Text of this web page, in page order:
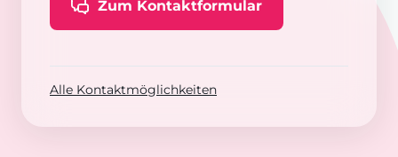
Zum Kontaktformular
Alle Kontaktmöglichkeiten